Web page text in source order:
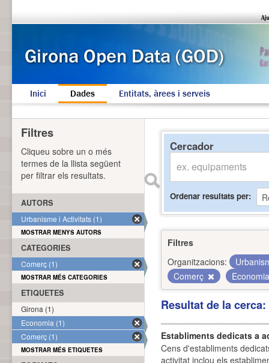
Inici Dades Entitats, àrees i serveis
Cercador
Ordenar resultats per
Filtres
Organitzacions:
Comerç
Resultat de la
Establiments dedicats a
Cens d'establiments
activitat inclou els
Filtres
Cliqueu sobre un o més
termes de la llista següent
per filtrar els resultats.
AUTORS
Urbanisme i Activitats (1)
MOSTRAR MENYS AUTORS
CATEGORIES
Comerç (1)
MOSTRAR MÉS CATEGORIES
ETIQUETES
Girona (1)
Economia (1)
Comerç (1)
MOSTRAR MÉS ETIQUETES